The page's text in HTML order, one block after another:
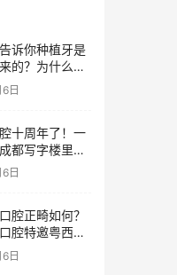
诉你种植牙是
的？为什么替
日
十周年了！一
都写字楼里的
日
腔正畸如何？
腔特邀粤西正
人兰青教授亲
队坐诊
日